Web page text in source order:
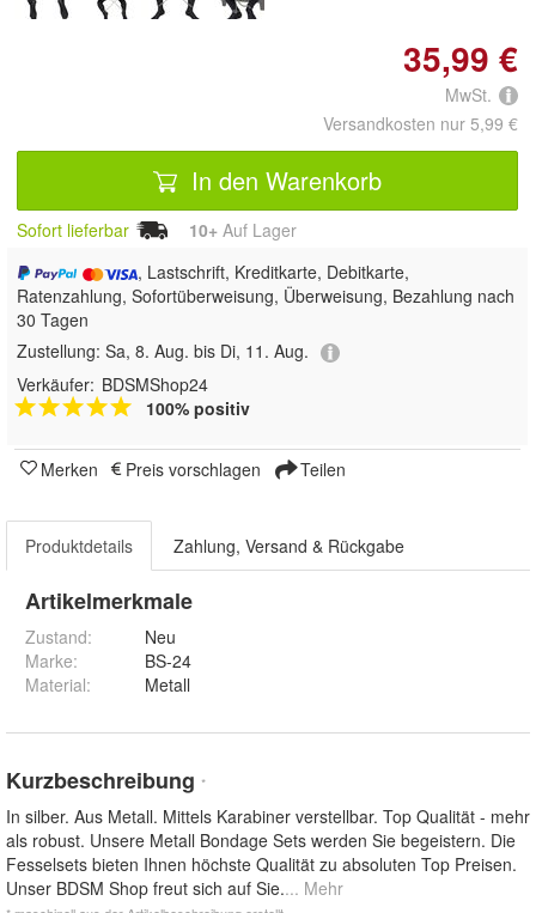
35,99 €
MwSt.
Versandkosten nur 5,99 €
In den Warenkorb
Sofort lieferbar 10+ Auf Lager
, Lastschrift, Kreditkarte, Debitkarte,
Ratenzahlung, Sofortüberweisung, Überweisung, Bezahlung nach
30 Tagen
Zustellung: Sa, 8. Aug. bis Di, 11. Aug.
Verkäufer: BDSMShop24
100% positiv
Merken Preis vorschlagen Teilen
Produktdetails Zahlung, Versand & Rückgabe
Artikelmerkmale
Zustand:
Neu
Marke:
BS-24
Material: Metall
Kurzbeschreibung *
In silber. Aus Metall. Mittels Karabiner verstellbar. Top Qualität - mehr
als robust. Unsere Metall Bondage Sets werden Sie begeistern. Die
Fesselsets bieten Ihnen höchste Qualität zu absoluten Top Preisen.
Unser BDSM Shop freut sich auf Sie.... Mehr